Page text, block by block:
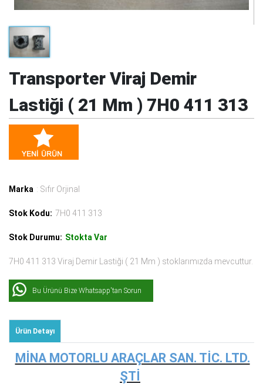
Transporter Viraj Demir
Lastiği ( 21 Mm ) 7H0 411 313
Marka : Sıfır Orjinal
Stok Kodu: 7H0 411 313
Stok Durumu: Stokta Var
7H0 411 313 Viraj Demir Lastiği ( 21 Mm ) stoklarımızda mevcuttur.
Bu Ürünü Bize Whatsapp'tan Sorun
Ürün Detayı
MİNA MOTORLU ARAÇLAR SAN. TİC. LTD.
ŞTİ